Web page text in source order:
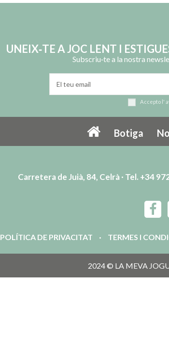
UNEIX‑TE A JOC LENT I
Subscriu‑te a la nostra
Accepto l'
Botiga
Carretera de Juià, 84, Celrà · Tel. +34
POLÍTICA DE PRIVACITAT TERMES I
2024 © LA MEVA